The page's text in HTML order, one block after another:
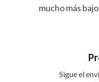
mucho más
Sigue el